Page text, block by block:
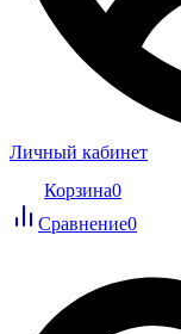
Личный кабинет
Корзина0
Сравнение0